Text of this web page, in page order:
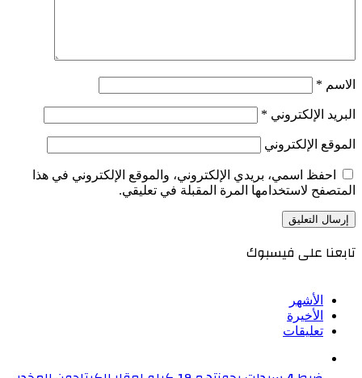
الاسم *
البريد الإلكتروني *
الموقع الإلكتروني
احفظ اسمي، بريدي الإلكتروني، والموقع الإلكتروني في هذا
المتصفح لاستخدامها المرة المقبلة في تعليقي.
تابعنا على فيسبوك
الأشهر
الأخيرة
تعليقات